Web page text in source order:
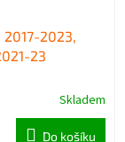
2017-2023,
23
Skladem
Do košíku